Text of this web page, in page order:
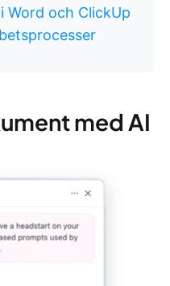
Word och ClickUp
med AI